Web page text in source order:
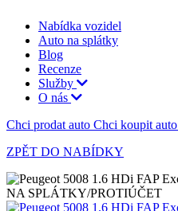
Nabídka vozidel
Auto na splátky
Blog
Recenze
Služby
O nás
Chci prodat auto Chci koupit auto
ZPĚT DO NABÍDKY